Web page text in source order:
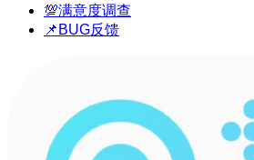
💯满意度调查
📌BUG反馈